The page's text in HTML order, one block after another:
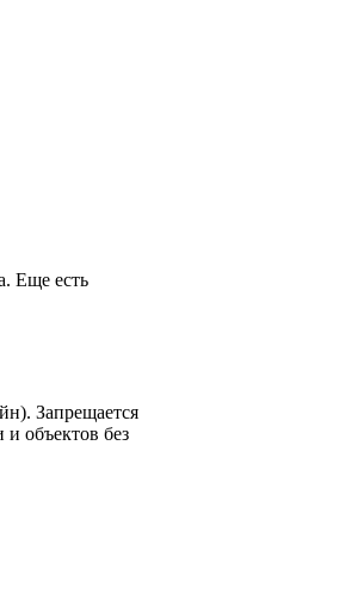
Еще есть
Запрещается
объектов без